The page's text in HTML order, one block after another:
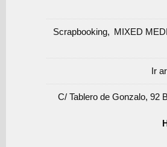
Scrapbooking MIXED
Ir
C/ Tablero de Gonzalo, 92